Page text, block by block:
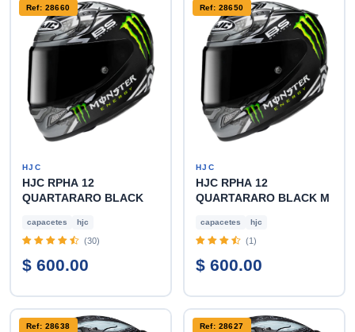
Ref: 28660
HJC
HJC RPHA 12
QUARTARARO BLACK
capacetes hjc
(30)
$ 600.00
Ref: 28650
HJC
HJC RPHA 12
QUARTARARO BLACK M
capacetes hjc
(1)
$ 600.00
Ref: 28638 Ref: 28627